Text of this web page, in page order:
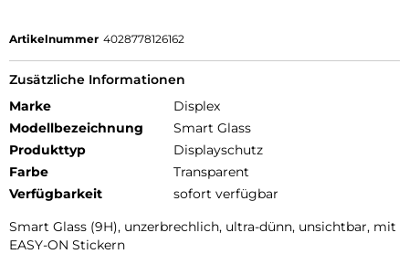
Artikelnummer 4028778126162
Zusätzliche Informationen
Marke
Displex
Modellbezeichnung
Smart Glass
Produkttyp
Displayschutz
Farbe
Transparent
Verfügbarkeit
sofort verfügbar
Smart Glass (9H), unzerbrechlich, ultra-dünn, unsichtbar, mit
EASY-ON Stickern